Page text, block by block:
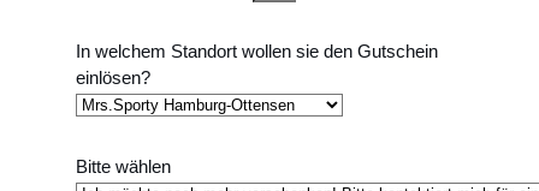
In welchem Standort wollen sie den Gutschein
einlösen?
Bitte wählen